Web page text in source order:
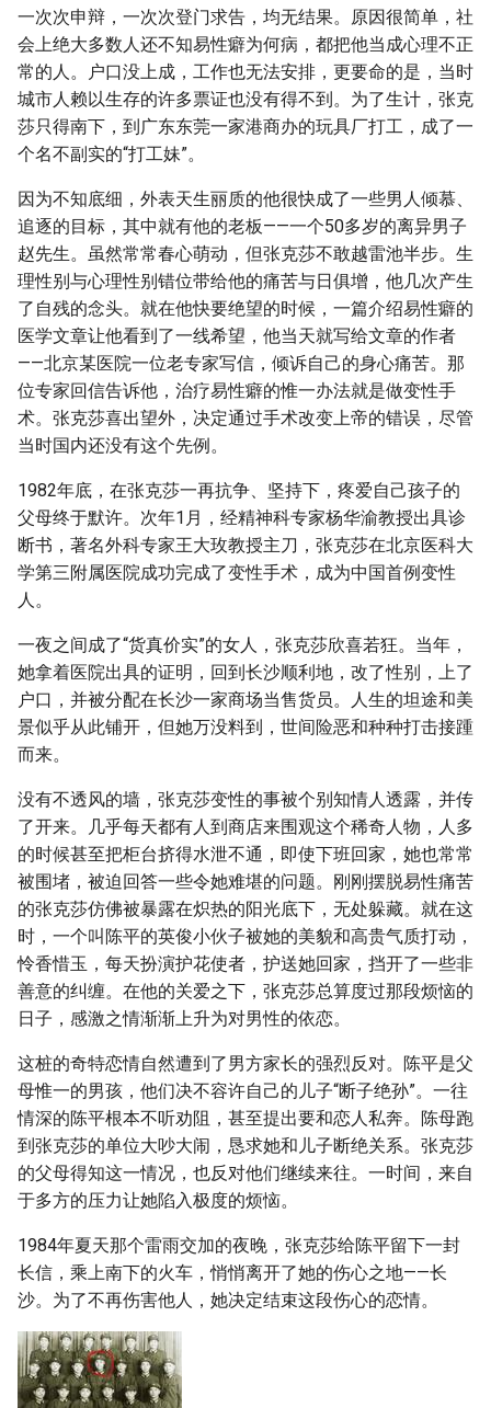
一次次申辩，一次次登门求告，均无结果。原因很简单，社
会上绝大多数人还不知易性癖为何病，都把他当成心理不正
常的人。户口没上成，工作也无法安排，更要命的是，当时
城市人赖以生存的许多票证也没有得不到。为了生计，张克
莎只得南下，到广东东莞一家港商办的玩具厂打工，成了一
个名不副实的“打工妹”。
因为不知底细，外表天生丽质的他很快成了一些男人倾慕、
追逐的目标，其中就有他的老板——一个50多岁的离异男子
赵先生。虽然常常春心萌动，但张克莎不敢越雷池半步。生
理性别与心理性别错位带给他的痛苦与日俱增，他几次产生
了自残的念头。就在他快要绝望的时候，一篇介绍易性癖的
医学文章让他看到了一线希望，他当天就写给文章的作者
——北京某医院一位老专家写信，倾诉自己的身心痛苦。那
位专家回信告诉他，治疗易性癖的惟一办法就是做变性手
术。张克莎喜出望外，决定通过手术改变上帝的错误，尽管
当时国内还没有这个先例。
1982年底，在张克莎一再抗争、坚持下，疼爱自己孩子的
父母终于默许。次年1月，经精神科专家杨华渝教授出具诊
断书，著名外科专家王大玫教授主刀，张克莎在北京医科大
学第三附属医院成功完成了变性手术，成为中国首例变性
人。
一夜之间成了“货真价实”的女人，张克莎欣喜若狂。当年，
她拿着医院出具的证明，回到长沙顺利地，改了性别，上了
户口，并被分配在长沙一家商场当售货员。人生的坦途和美
景似乎从此铺开，但她万没料到，世间险恶和种种打击接踵
而来。
没有不透风的墙，张克莎变性的事被个别知情人透露，并传
了开来。几乎每天都有人到商店来围观这个稀奇人物，人多
的时候甚至把柜台挤得水泄不通，即使下班回家，她也常常
被围堵，被迫回答一些令她难堪的问题。刚刚摆脱易性痛苦
的张克莎仿佛被暴露在炽热的阳光底下，无处躲藏。就在这
时，一个叫陈平的英俊小伙子被她的美貌和高贵气质打动，
怜香惜玉，每天扮演护花使者，护送她回家，挡开了一些非
善意的纠缠。在他的关爱之下，张克莎总算度过那段烦恼的
日子，感激之情渐渐上升为对男性的依恋。
这桩的奇特恋情自然遭到了男方家长的强烈反对。陈平是父
母惟一的男孩，他们决不容许自己的儿子“断子绝孙”。一往
情深的陈平根本不听劝阻，甚至提出要和恋人私奔。陈母跑
到张克莎的单位大吵大闹，恳求她和儿子断绝关系。张克莎
的父母得知这一情况，也反对他们继续来往。一时间，来自
于多方的压力让她陷入极度的烦恼。
1984年夏天那个雷雨交加的夜晚，张克莎给陈平留下一封
长信，乘上南下的火车，悄悄离开了她的伤心之地——长
沙。为了不再伤害他人，她决定结束这段伤心的恋情。